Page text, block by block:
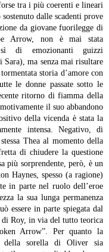
tra i più coerenti e lineari
dalle scadenti prove
da giovane fuorilegge di
Arrow, non è mai stata
sì di emozionanti guizzi
Sara), ma senza mai risultare
storia d’amore con
le donne passate sotto le
ritorno di fiamma della
il suo abbandono
della vicenda è stata la
intensa. Negativo, di
Thea al momento della
di chiudere la questione
più sorprendente, però, è un
Haynes, spesso (a ragione)
in parte nel ruolo dell’eroe
la sua lunga permanenza
essere in parte spiegata dal
Roy, in via del tutto teorica
Arrow”. Per quanto la
sorella di Oliver sia